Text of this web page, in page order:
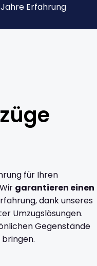
Jahre Erfahrung
für Ihren
garantieren einen
dank unseres
Umzugslösungen.
Gegenstände
bringen.